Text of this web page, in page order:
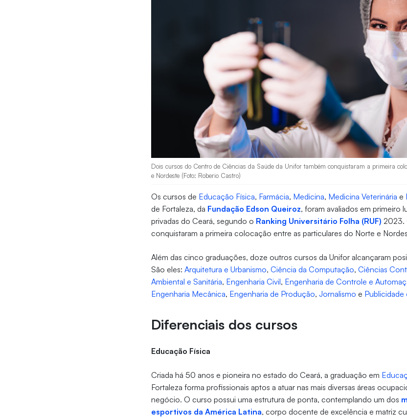
Dois cursos do Centro de Ciências da Saúde da Unifor também conquistaram a primeira
e Nordeste (Foto: Roberio Castro)
Os cursos de Educação Física, Farmácia, Medicina, Medicina Veterinária e
de Fortaleza, da Fundação Edson Queiroz, foram avaliados em primeiro
privadas do Ceará, segundo o Ranking Universitário Folha (RUF) 2023.
conquistaram a primeira colocação entre as particulares do Norte e
Além das cinco graduações, doze outros cursos da Unifor alcançaram
São eles:Arquitetura e Urbanismo,Ciência da Computação,Ciências
Ambiental e Sanitária, Engenharia Civil, Engenharia de Controle e
Engenharia Mecânica, Engenharia de Produção,Jornalismo e Publicidade
Diferenciais dos cursos
Educação Física
Criada há 50 anos e pioneira no estado do Ceará, a graduação em
Fortaleza forma profissionais aptos a atuar nas mais diversas áreas
negócio. O curso possui uma estrutura de ponta, contemplando um dos
esportivos da América Latina, corpo docente de excelência e matriz